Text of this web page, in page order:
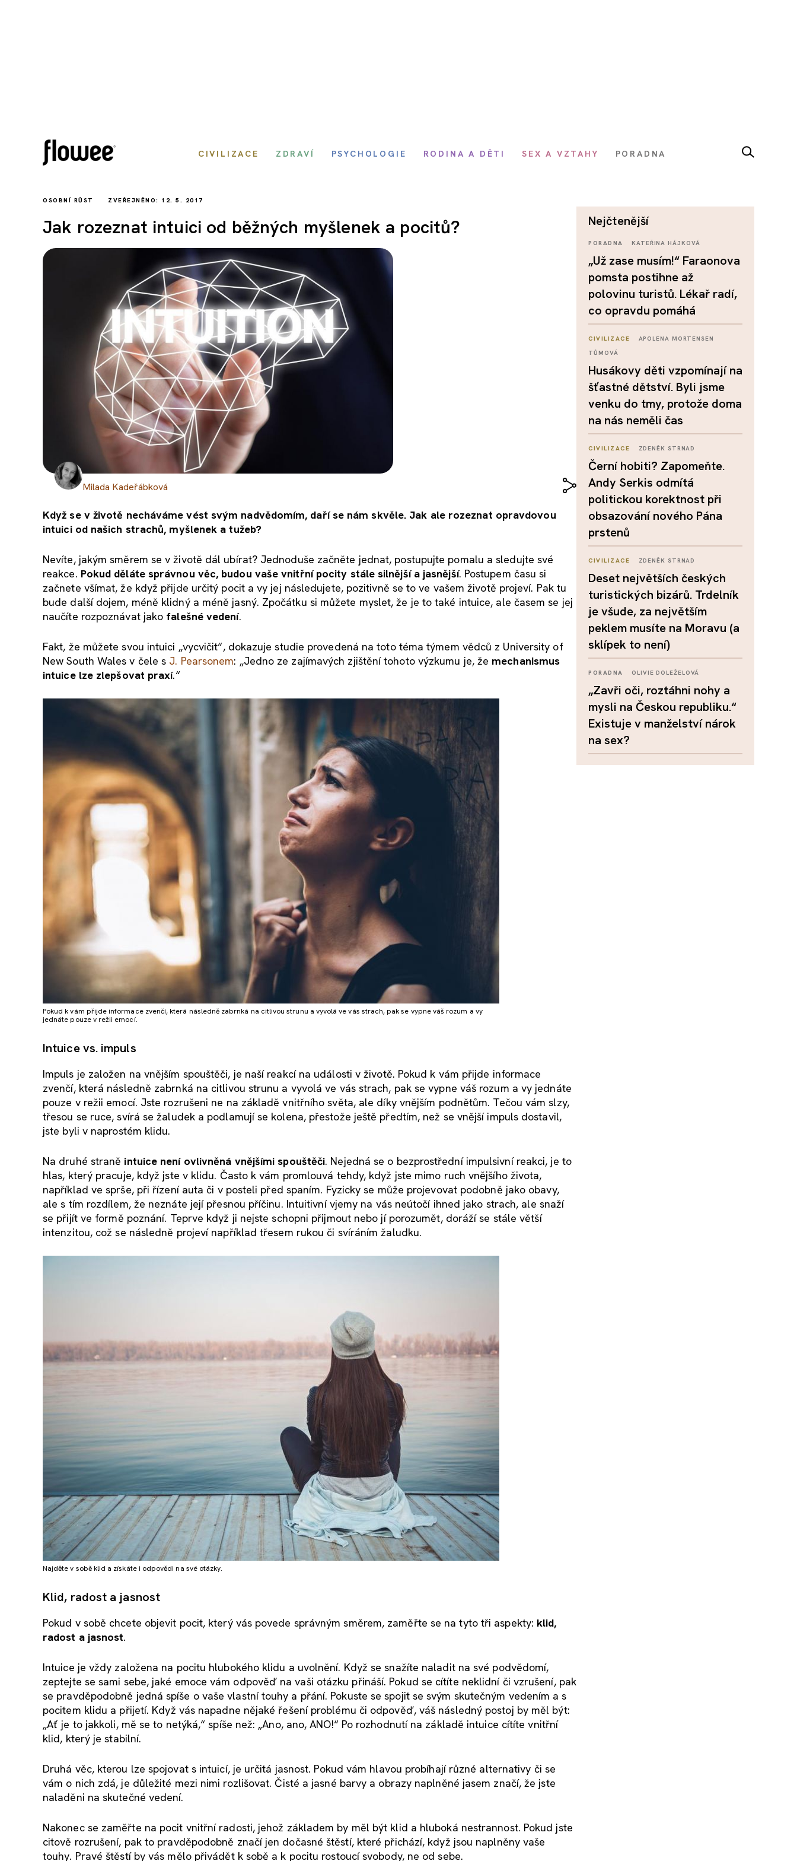
CIVILIZACE ZDRAVÍ PSYCHOLOGIE RODINA A DĚTI SEX A VZTAHY PORADNA
OSOBNÍ RŮST ZVEŘEJNĚNO: 12. 5. 2017
Jak rozeznat intuici od běžných myšlenek a pocitů?
Milada Kadeřábková
Když se v životě necháváme vést svým nadvědomím, daří se nám skvěle. Jak ale rozeznat opravdovou
intuici od našich strachů, myšlenek a tužeb?
Nevíte, jakým směrem se v životě dál ubírat? Jednoduše začněte jednat, postupujte pomalu a sledujte své
reakce. Pokud děláte správnou věc, budou vaše vnitřní pocity stále silnější a jasnější. Postupem času si
začnete všímat, že když přijde určitý pocit a vy jej následujete, pozitivně se to ve vašem životě projeví. Pak tu
bude další dojem, méně klidný a méně jasný. Zpočátku si můžete myslet, že je to také intuice, ale časem se jej
naučíte rozpoznávat jako falešné vedení.
Fakt, že můžete svou intuici „vycvičit“, dokazuje studie provedená na toto téma týmem vědců z University of
New South Wales v čele s J. Pearsonem: „Jedno ze zajímavých zjištění tohoto výzkumu je, že mechanismus
intuice lze zlepšovat praxí.“
Pokud k vám přijde informace zvenčí, která následně zabrnká na citlivou strunu a vyvolá ve vás strach, pak se vypne váš rozum a vy
jednáte pouze v režii emocí.
Intuice vs. impuls
Impuls je založen na vnějším spouštěči, je naší reakcí na události v životě. Pokud k vám přijde informace
zvenčí, která následně zabrnká na citlivou strunu a vyvolá ve vás strach, pak se vypne váš rozum a vy jednáte
pouze v režii emocí. Jste rozrušeni ne na základě vnitřního světa, ale díky vnějším podnětům. Tečou vám slzy,
třesou se ruce, svírá se žaludek a podlamují se kolena, přestože ještě předtím, než se vnější impuls dostavil,
jste byli v naprostém klidu.
Na druhé straně intuice není ovlivněná vnějšími spouštěči. Nejedná se o bezprostřední impulsivní reakci, je to
hlas, který pracuje, když jste v klidu. Často k vám promlouvá tehdy, když jste mimo ruch vnějšího života,
například ve sprše, při řízení auta či v posteli před spaním. Fyzicky se může projevovat podobně jako obavy,
ale s tím rozdílem, že neznáte její přesnou příčinu. Intuitivní vjemy na vás neútočí ihned jako strach, ale snaží
se přijít ve formě poznání. Teprve když ji nejste schopni přijmout nebo jí porozumět, doráží se stále větší
intenzitou, což se následně projeví například třesem rukou či svíráním žaludku.
Najděte v sobě klid a získáte i odpovědi na své otázky.
Klid, radost a jasnost
Pokud v sobě chcete objevit pocit, který vás povede správným směrem, zaměřte se na tyto tři aspekty: klid,
radost a jasnost.
Intuice je vždy založena na pocitu hlubokého klidu a uvolnění. Když se snažíte naladit na své podvědomí,
zeptejte se sami sebe, jaké emoce vám odpověď na vaši otázku přináší. Pokud se cítíte neklidní či vzrušení, pak
se pravděpodobně jedná spíše o vaše vlastní touhy a přání. Pokuste se spojit se svým skutečným vedením a s
pocitem klidu a přijetí. Když vás napadne nějaké řešení problému či odpověď, váš následný postoj by měl být:
„Ať je to jakkoli, mě se to netýká,“ spíše než: „Ano, ano, ANO!“ Po rozhodnutí na základě intuice cítíte vnitřní
klid, který je stabilní.
Druhá věc, kterou lze spojovat s intuicí, je určitá jasnost. Pokud vám hlavou probíhají různé alternativy či se
vám o nich zdá, je důležité mezi nimi rozlišovat. Čisté a jasné barvy a obrazy naplněné jasem značí, že jste
naladěni na skutečné vedení.
Nakonec se zaměřte na pocit vnitřní radosti, jehož základem by měl být klid a hluboká nestrannost. Pokud jste
citově rozrušení, pak to pravděpodobně značí jen dočasné štěstí, které přichází, když jsou naplněny vaše
touhy. Pravé štěstí by vás mělo přivádět k sobě a k pocitu rostoucí svobody, ne od sebe.
nejčtenější
PORADNA KATEŘINA HÁJKOVÁ
„Už zase musím!“ Faraonova
pomsta postihne až
polovinu turistů. Lékař radí,
co opravdu pomáhá
CIVILIZACE
APOLENA MORTENSEN
TŮMOVÁ
Husákovy děti vzpomínají na
šťastné dětství. Byli jsme
venku do tmy, protože doma
na nás neměli čas
CIVILIZACE ZDENĚK STRNAD
Černí hobiti? Zapomeňte.
Andy Serkis odmítá
politickou korektnost při
obsazování nového Pána
prstenů
CIVILIZACE ZDENĚK STRNAD
Deset největších českých
turistických bizárů. Trdelník
je všude, za největším
peklem musíte na Moravu (a
sklípek to není)
PORADNA OLIVIE DOLEŽELOVÁ
„Zavři oči, roztáhni nohy a
mysli na Českou republiku.“
Existuje v manželství nárok
na sex?